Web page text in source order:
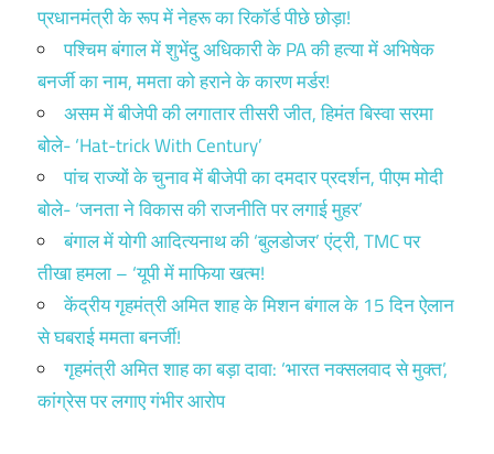
प्रधानमंत्री के रूप में नेहरू का रिकॉर्ड पीछे छोड़ा!
पश्चिम बंगाल में शुभेंदु अधिकारी के PA की हत्या में अभिषेक
बनर्जी का नाम, ममता को हराने के कारण मर्डर!
असम में बीजेपी की लगातार तीसरी जीत, हिमंत बिस्वा सरमा
बोले- ‘Hat-trick With Century’
पांच राज्यों के चुनाव में बीजेपी का दमदार प्रदर्शन, पीएम मोदी
बोले- ‘जनता ने विकास की राजनीति पर लगाई मुहर’
बंगाल में योगी आदित्यनाथ की ‘बुलडोजर’ एंट्री, TMC पर
तीखा हमला – ‘यूपी में माफिया खत्म!
केंद्रीय गृहमंत्री अमित शाह के मिशन बंगाल के 15 दिन ऐलान
से घबराई ममता बनर्जी!
गृहमंत्री अमित शाह का बड़ा दावा: ‘भारत नक्सलवाद से मुक्त’,
कांग्रेस पर लगाए गंभीर आरोप